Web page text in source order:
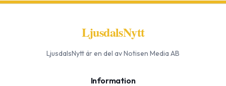
LjusdalsNytt
LjusdalsNyttär en del av Notisen Media AB
Information